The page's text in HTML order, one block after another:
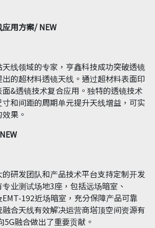
用方案/ NEW
线领域的专家，亨鑫科技成功突破透镜
的超材料透镜天线。通过超材料表面印
&透镜技术复合应用。独特的透镜技术
和间距的周期单元提升天线增益，可实
果。
研发团队和产品技术平台支持定制开发
业测试场地3座，包括远场暗室、
192近场暗室，充分保障产品可靠
合天线有效解决运营商塔顶空间资源有
5G融合做出了重要贡献。